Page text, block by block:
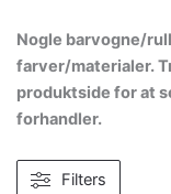
Nogle barvogne/
farver/materialer.
produktside for at
forhandler.
Filters